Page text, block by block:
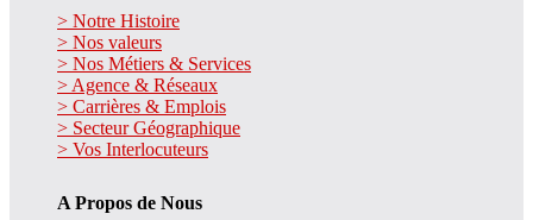
> Notre Histoire
> Nos valeurs
> Nos Métiers & Services
> Agence & Réseaux
> Carrières & Emplois
> Secteur Géographique
> Vos Interlocuteurs
A Propos de Nous